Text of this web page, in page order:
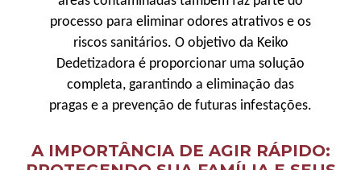
processo para eliminar odores atrativos e os
riscos sanitários. O objetivo da Keiko
Dedetizadora é proporcionar uma solução
completa, garantindo a eliminação das
pragas e a prevenção de futuras infestações.
A IMPORTÂNCIA DE AGIR RÁPIDO: